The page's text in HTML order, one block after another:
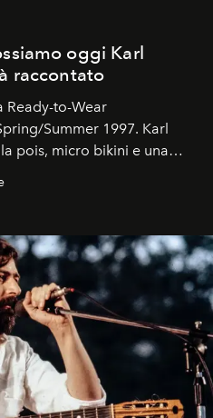
oggi Karl
raccontato
Ready-to-Wear
Summer 1997. Karl
pois, micro bikini e una
l'altra. Trent'anni dopo,
che abbiamo.